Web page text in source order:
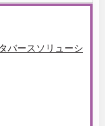
バースソリューシ